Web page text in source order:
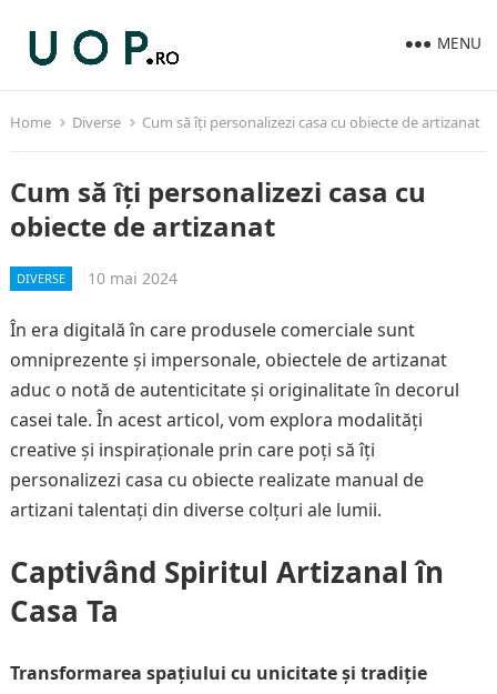
MENU
Home Diverse Cum să îți personalizezi casa cu obiecte de artizanat
Cum să îți personalizezi casa cu
obiecte de artizanat
DIVERSE 10 mai 2024
În era digitală în care produsele comerciale sunt
omniprezente și impersonale, obiectele de artizanat
aduc o notă de autenticitate și originalitate în decorul
casei tale. În acest articol, vom explora modalități
creative și inspiraționale prin care poți să îți
personalizezi casa cu obiecte realizate manual de
artizani talentați din diverse colțuri ale lumii.
Captivând Spiritul Artizanal în
Casa Ta
Transformarea spațiului cu unicitate și tradiție